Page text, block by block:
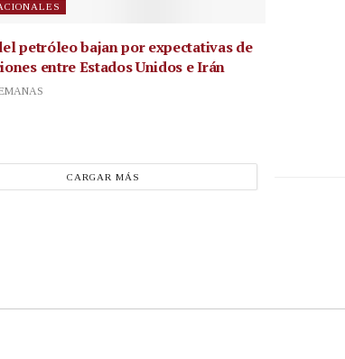
petróleo bajan por expectativas de
entre Estados Unidos e Irán
CARGAR MÁS